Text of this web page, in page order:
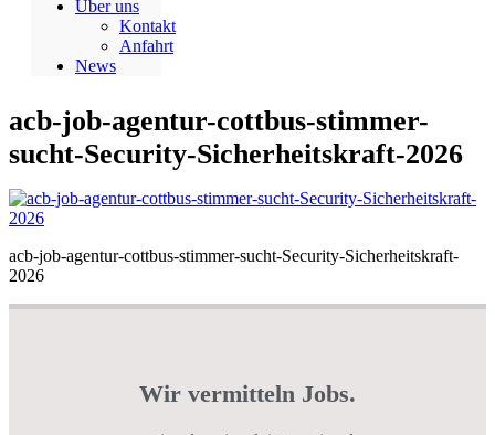
Über uns
Kontakt
Anfahrt
News
acb-job-agentur-cottbus-stimmer-
sucht-Security-Sicherheitskraft-2026
acb-job-agentur-cottbus-stimmer-sucht-Security-Sicherheitskraft-
2026
Wir vermitteln Jobs.